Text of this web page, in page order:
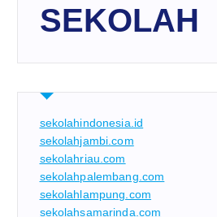
SEKOLAH
sekolahindonesia.id
sekolahjambi.com
sekolahriau.com
sekolahpalembang.com
sekolahlampung.com
sekolahsamarinda.com